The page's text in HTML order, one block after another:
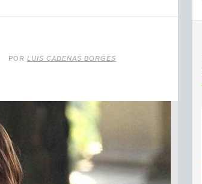
POR LUIS CADENAS BORGES